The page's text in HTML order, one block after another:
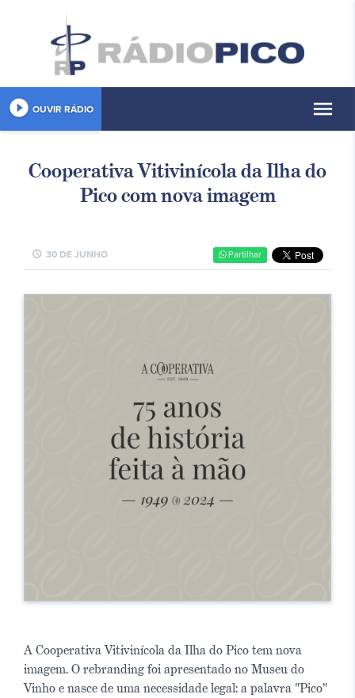
play_circle_filled OUVIR RÁDIO menu
Cooperativa Vitivinícola da Ilha do
Pico com nova imagem
schedule 30 DE JUNHO Partilhar
A Cooperativa Vitivinícola da Ilha do Pico tem nova
imagem. O rebranding foi apresentado no Museu do
Vinho e nasce de uma necessidade legal: a palavra "Pico"